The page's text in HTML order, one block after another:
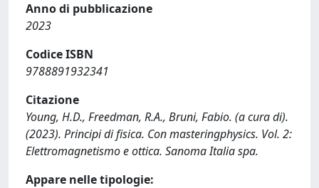
Anno di pubblicazione
2023
Codice ISBN
9788891932341
Citazione
Young, H.D., Freedman, R.A., Bruni, Fabio. (a cura di).
(2023). Principi di fisica. Con masteringphysics. Vol. 2:
Elettromagnetismo e ottica. Sanoma Italia spa.
Appare nelle tipologie: